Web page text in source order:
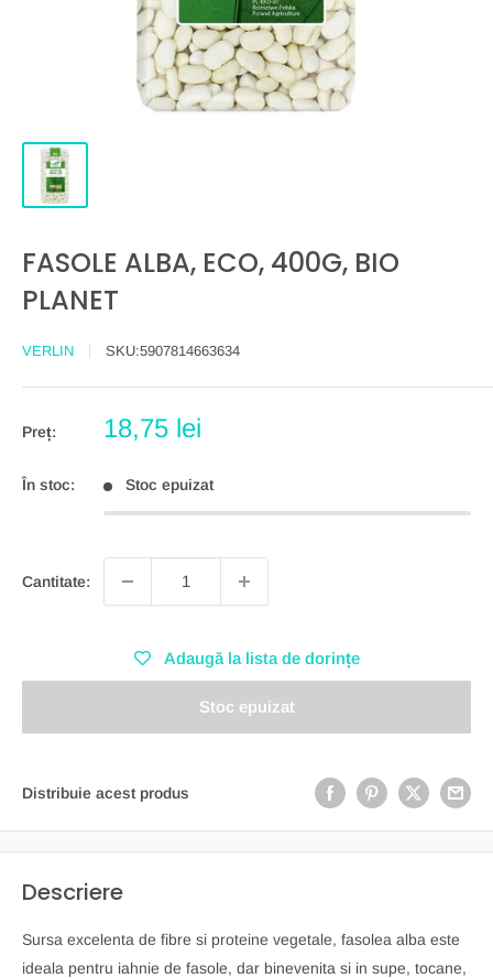
FASOLE ALBA, ECO, 400G, BIO
PLANET
VERLIN SKU:5907814663634
Preț:
Preț
18,75 lei
În stoc: Stoc epuizat
Cantitate:
Adaugă la lista de dorințe
Stoc epuizat
Distribuie acest produs
Descriere
Sursa excelenta de fibre si proteine vegetale, fasolea alba este
ideala pentru iahnie de fasole, dar binevenita si in supe, tocane,